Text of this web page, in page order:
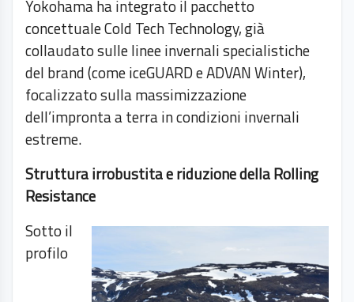
Yokohama ha integrato il pacchetto
concettuale Cold Tech Technology, già
collaudato sulle linee invernali specialistiche
del brand (come iceGUARD e ADVAN Winter),
focalizzato sulla massimizzazione
dell’impronta a terra in condizioni invernali
estreme.
Struttura irrobustita e riduzione della Rolling
Resistance
Sotto il
profilo